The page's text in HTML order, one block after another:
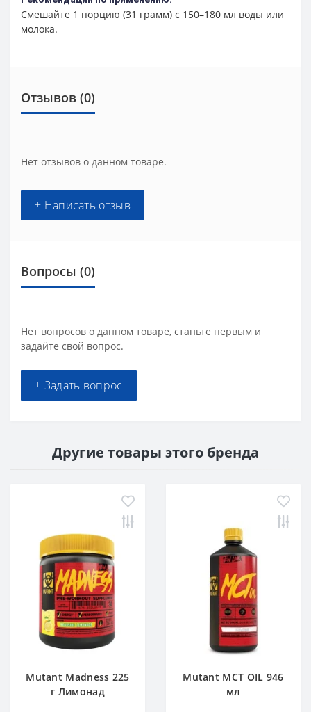
Смешайте 1 порцию (31 грамм) с 150–180 мл воды или
молока.
Отзывов (0)
Нет отзывов о данном товаре.
+ Написать отзыв
Вопросы (0)
Нет вопросов о данном товаре, станьте первым и
задайте свой вопрос.
+ Задать вопрос
Другие товары этого бренда
Mutant Madness 225
г Лимонад
Mutant MCT OIL 946
мл